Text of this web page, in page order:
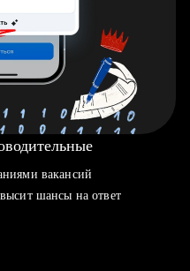
вакансий
шансы на ответ